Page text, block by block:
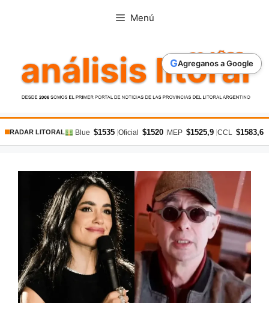
GAgreganos a Google
Menú
RADAR LITORAL Blue $1535 Oficial $1520 MEP $1525,9 CCL $1583,6